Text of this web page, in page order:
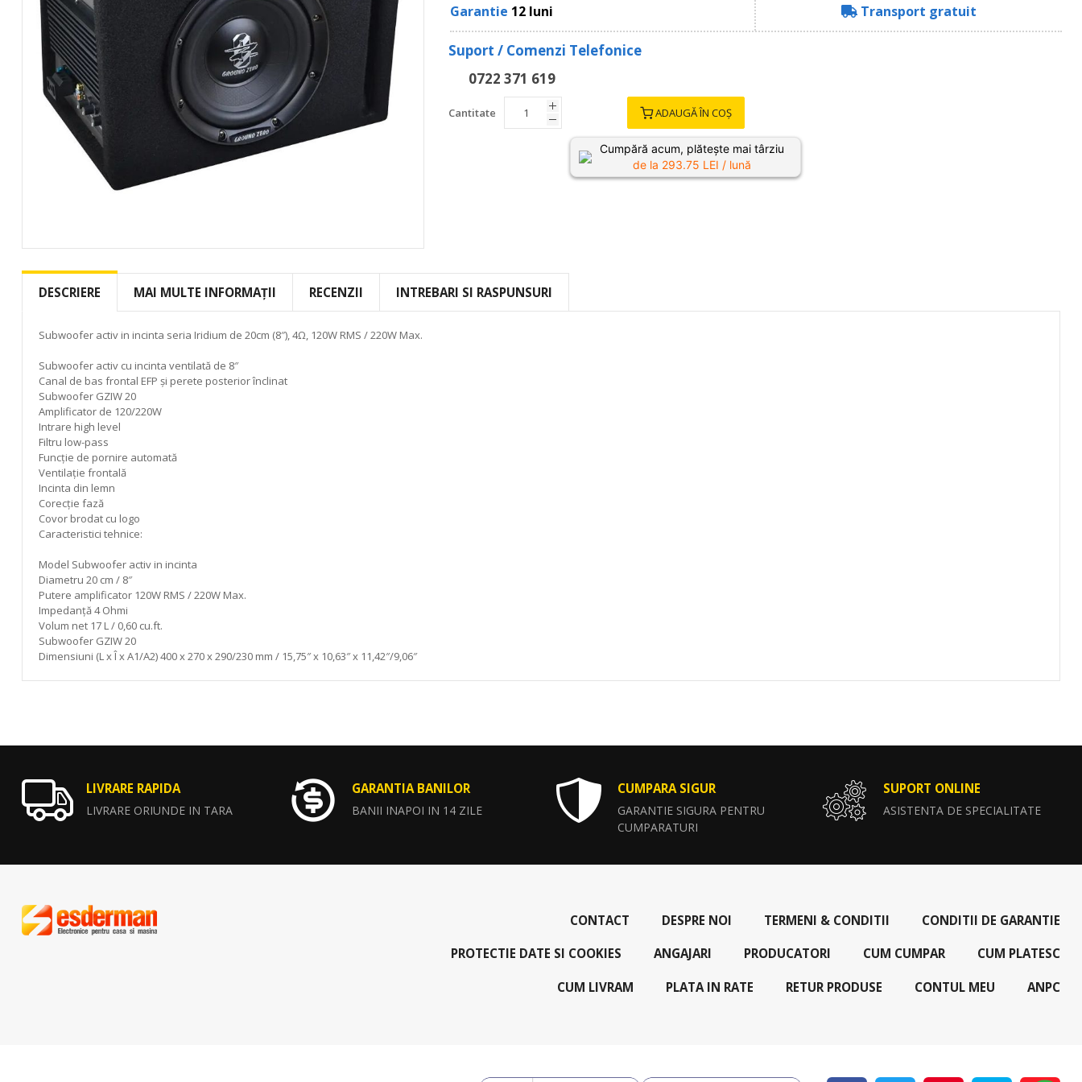
to
beginning
gallery
Garantie 12 luni Transport gratuit
Suport / Comenzi Telefonice
0722 371 619
Cantitate ADAUGĂ ÎN COȘ
Cumpără acum, plătește mai târziu
de la 293.75 LEI / lună
DESCRIERE MAI MULTE INFORMAȚII RECENZII INTREBARI SI RASPUNSURI
Subwoofer activ in incinta seria Iridium de 20cm (8″), 4Ω, 120W RMS / 220W Max.
Subwoofer activ cu incinta ventilată de 8″
Canal de bas frontal EFP și perete posterior înclinat
Subwoofer GZIW 20
Amplificator de 120/220W
Intrare high level
Filtru low-pass
Funcție de pornire automată
Ventilație frontală
Incinta din lemn
Corecție fază
Covor brodat cu logo
Caracteristici tehnice:
Model Subwoofer activ in incinta
Diametru 20 cm / 8″
Putere amplificator 120W RMS / 220W Max.
Impedanță 4 Ohmi
Volum net 17 L / 0,60 cu.ft.
Subwoofer GZIW 20
Dimensiuni (L x Î x A1/A2) 400 x 270 x 290/230 mm / 15,75″ x 10,63″ x 11,42″/9,06″
LIVRARE RAPIDA
LIVRARE ORIUNDE IN TARA
GARANTIA BANILOR
BANII INAPOI IN 14 ZILE
CUMPARA SIGUR
GARANTIE SIGURA PENTRU
CUMPARATURI
SUPORT ONLINE
ASISTENTA DE SPECIALITATE
CONTACT DESPRE NOI TERMENI & CONDITII CONDITII DE GARANTIE
PROTECTIE DATE SI COOKIES ANGAJARI PRODUCATORI CUM CUMPAR CUM PLATESC
CUM LIVRAM PLATA IN RATE RETUR PRODUSE CONTUL MEU ANPC